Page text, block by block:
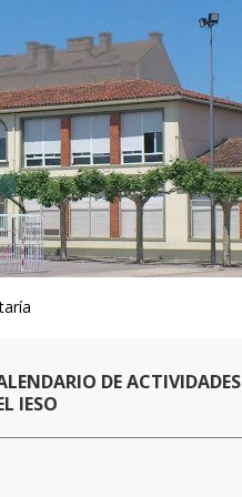
DE ACTIVIDADES
IESO